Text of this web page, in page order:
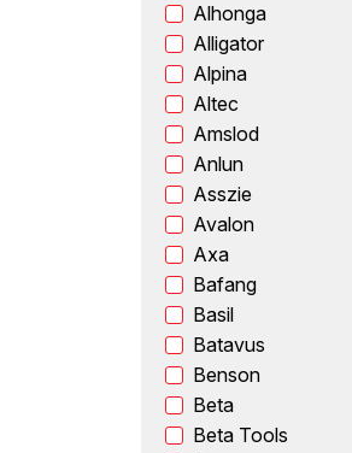
Alhonga
Alligator
Alpina
Altec
Amslod
Anlun
Asszie
Avalon
Axa
Bafang
Basil
Batavus
Benson
Beta
Beta Tools